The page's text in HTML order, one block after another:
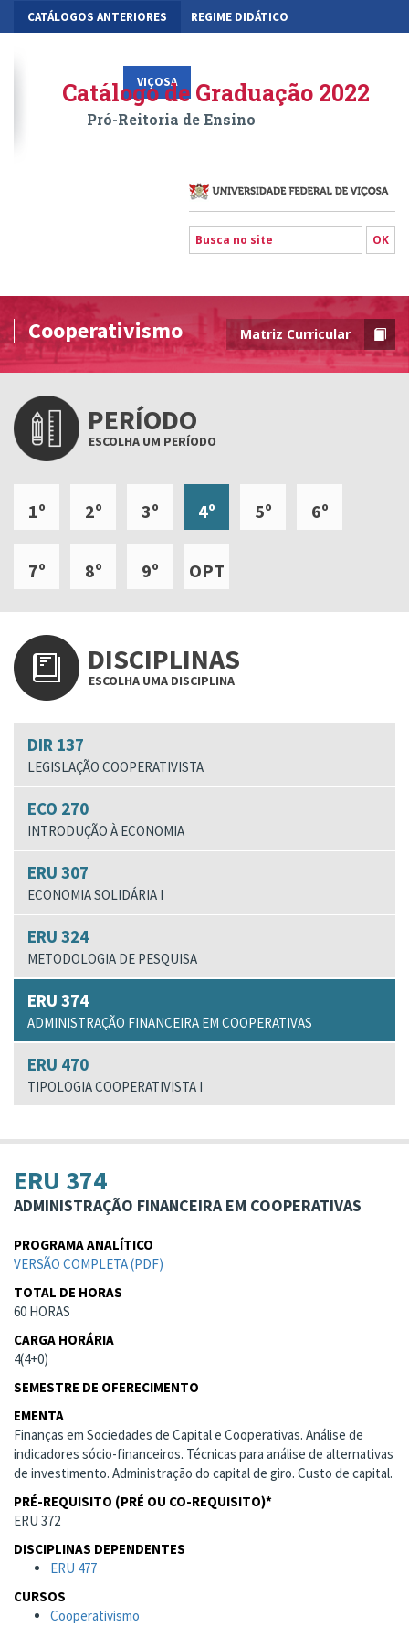
CATÁLOGOS ANTERIORES REGIME DIDÁTICO
VIÇOSA RIO PARANAÍBA FLORESTAL
Catálogo de Graduação 2022
Pró-Reitoria de Ensino
Cooperativismo Matriz Curricular
PERÍODO
ESCOLHA UM PERÍODO
1º 2º 3º 4º 5º 6º
7º 8º 9º OPT
DISCIPLINAS
ESCOLHA UMA DISCIPLINA
DIR 137
LEGISLAÇÃO COOPERATIVISTA
ECO 270
INTRODUÇÃO À ECONOMIA
ERU 307
ECONOMIA SOLIDÁRIA I
ERU 324
METODOLOGIA DE PESQUISA
ERU 374
ADMINISTRAÇÃO FINANCEIRA EM COOPERATIVAS
ERU 470
TIPOLOGIA COOPERATIVISTA I
ERU 374
ADMINISTRAÇÃO FINANCEIRA EM COOPERATIVAS
PROGRAMA ANALÍTICO
VERSÃO COMPLETA (PDF)
TOTAL DE HORAS
60 HORAS
CARGA HORÁRIA
4(4+0)
SEMESTRE DE OFERECIMENTO
EMENTA
Finanças em Sociedades de Capital e Cooperativas. Análise de
indicadores sócio-financeiros. Técnicas para análise de alternativas
de investimento. Administração do capital de giro. Custo de capital.
PRÉ-REQUISITO (PRÉ OU CO-REQUISITO)*
ERU 372
DISCIPLINAS DEPENDENTES
ERU 477
CURSOS
Cooperativismo